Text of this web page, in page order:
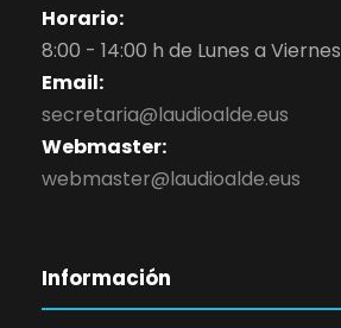
Horario:
8:00 - 14:00 h de Lunes a Viernes
Email:
secretaria@laudioalde.eus
Webmaster:
webmaster@laudioalde.eus
Información